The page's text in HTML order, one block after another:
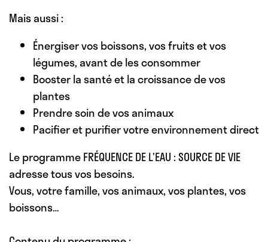
Mais aussi :
Énergiser vos boissons, vos fruits et vos
légumes, avant de les consommer
Booster la santé et la croissance de vos
plantes
Prendre soin de vos animaux
Pacifier et purifier votre environnement direct
Le programme FRÉQUENCE DE L’EAU : SOURCE DE VIE
adresse tous vos besoins.
Vous, votre famille, vos animaux, vos plantes, vos
boissons…